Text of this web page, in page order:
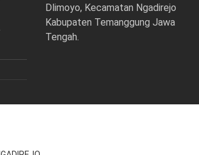
Dlimoyo, Kecamatan Ngadirejo
Kabupaten Temanggung Jawa
Tengah.